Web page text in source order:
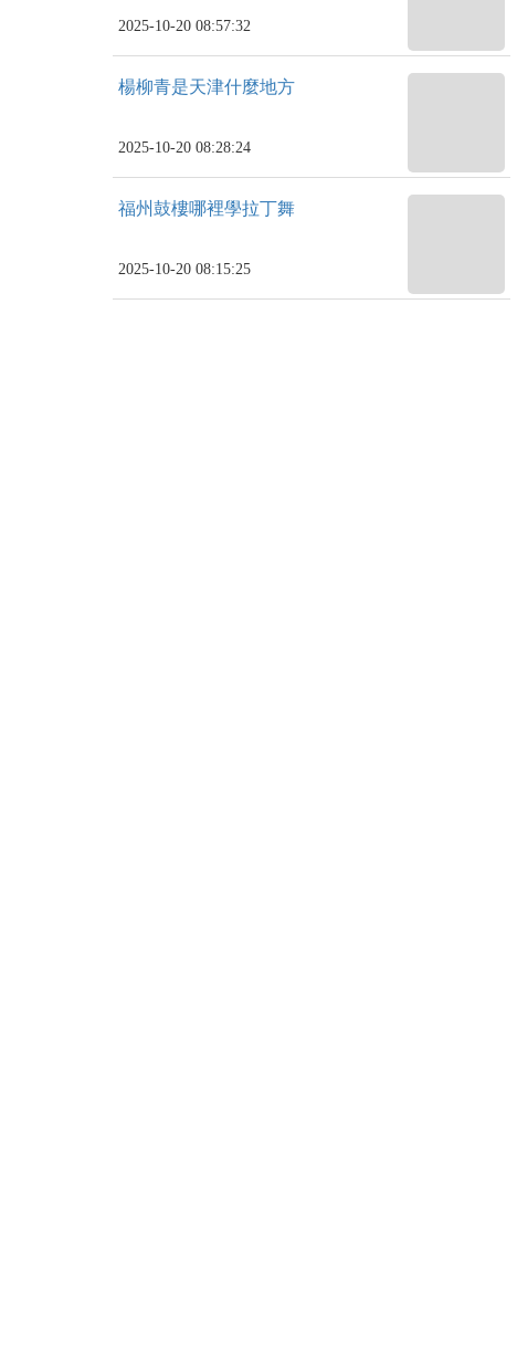
2025-10-20 08:57:32
楊柳青是天津什麼地方
2025-10-20 08:28:24
福州鼓樓哪裡學拉丁舞
2025-10-20 08:15:25